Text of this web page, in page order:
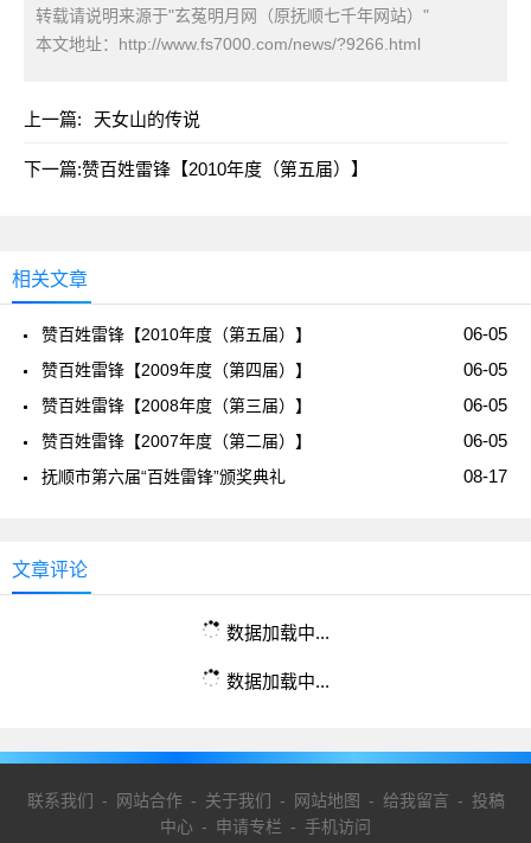
转载请说明来源于"玄菟明月网（原抚顺七千年网站）"
本文地址： http://www.fs7000.com/news/?9266.html
上一篇: 天女山的传说
下一篇:赞百姓雷锋【2010年度（第五届）】
相关文章
06-05
赞百姓雷锋【2010年度（第五届）】
06-05
赞百姓雷锋【2009年度（第四届）】
06-05
赞百姓雷锋【2008年度（第三届）】
06-05
赞百姓雷锋【2007年度（第二届）】
08-17
抚顺市第六届“百姓雷锋”颁奖典礼
文章评论
数据加载中...
数据加载中...
联系我们 - 网站合作- 关于我们 - 网站地图 - 给我留言 - 投稿
中心 - 申请专栏 - 手机访问